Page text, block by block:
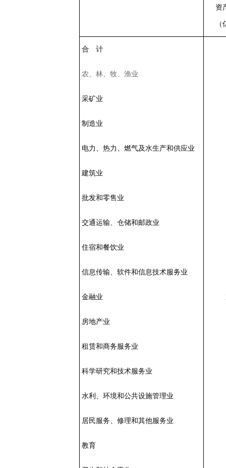
资
合 计
农、林、牧、渔业
采矿业
制造业
电力、热力、燃气及水生产和供应业
建筑业
批发和零售业
交通运输、仓储和邮政业
住宿和餐饮业
信息传输、软件和信息技术服务业
金融业
房地产业
租赁和商务服务业
科学研究和技术服务业
水利、环境和公共设施管理业
居民服务、修理和其他服务业
教育